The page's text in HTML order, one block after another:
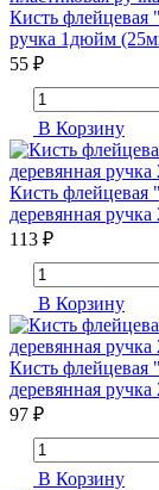
Кисть флейцевая
ручка 1дюйм
55 ₽
В Корзину
Кисть флейцевая
деревянная
113 ₽
В Корзину
Кисть флейцевая
деревянная
97 ₽
В Корзину